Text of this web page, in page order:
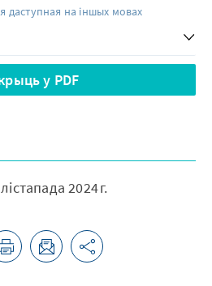
даступная на іншых мовах
у PDF
2024 г.